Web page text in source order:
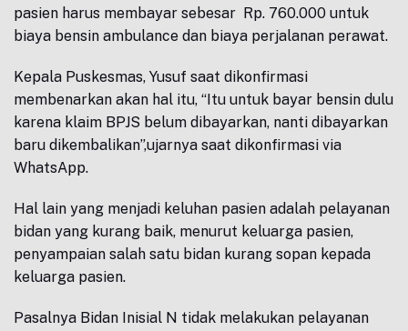
pasien harus membayar sebesar Rp. 760.000 untuk
biaya bensin ambulance dan biaya perjalanan perawat.
Kepala Puskesmas, Yusuf saat dikonfirmasi
membenarkan akan hal itu, “Itu untuk bayar bensin dulu
karena klaim BPJS belum dibayarkan, nanti dibayarkan
baru dikembalikan”,ujarnya saat dikonfirmasi via
WhatsApp.
Hal lain yang menjadi keluhan pasien adalah pelayanan
bidan yang kurang baik, menurut keluarga pasien,
penyampaian salah satu bidan kurang sopan kepada
keluarga pasien.
Pasalnya Bidan Inisial N tidak melakukan pelayanan